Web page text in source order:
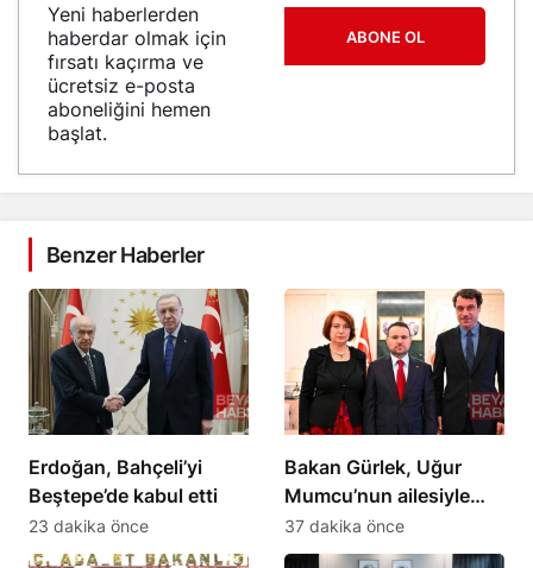
Yeni haberlerden
haberdar olmak için
fırsatı kaçırma ve
ücretsiz e-posta
aboneliğini hemen
başlat.
ABONE OL
Benzer Haberler
Erdoğan, Bahçeli’yi
Beştepe’de kabul etti
23 dakika önce
Bakan Gürlek, Uğur
Mumcu’nun ailesiyle
görüştü
37 dakika önce